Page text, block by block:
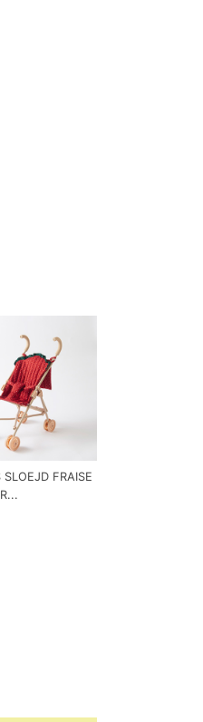
SLOEJD FRAISE